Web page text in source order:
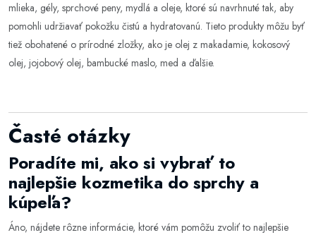
mlieka, gély, sprchové peny, mydlá a oleje, ktoré sú navrhnuté tak, aby
pomohli udržiavať pokožku čistú a hydratovanú. Tieto produkty môžu byť
tiež obohatené o prírodné zložky, ako je olej z makadamie, kokosový
olej, jojobový olej, bambucké maslo, med a ďalšie.
Časté otázky
Poradíte mi, ako si vybrať to
najlepšie kozmetika do sprchy a
kúpeľa?
Áno, nájdete rôzne informácie, ktoré vám pomôžu zvoliť to najlepšie